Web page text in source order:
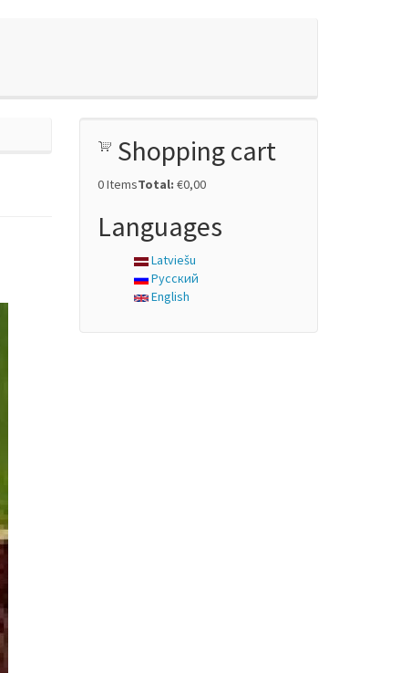
Shopping cart
0ItemsTotal: €0,00
Languages
Latviešu
Русский
English